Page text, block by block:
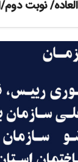
نوبت دوم/